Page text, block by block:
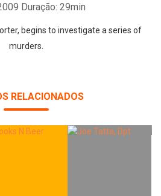
Duração: 29min
begins to investigate a series of
murders.
RELACIONADOS